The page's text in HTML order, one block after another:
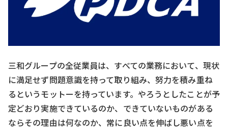
三和グループの全従業員は、すべての業務において、現状
に満足せず問題意識を持って取り組み、努力を積み重ね
るというモットーを持っています。やろうとしたことが予
定どおり実施できているのか、できていないものがある
ならその理由は何なのか、常に良い点を伸ばし悪い点を